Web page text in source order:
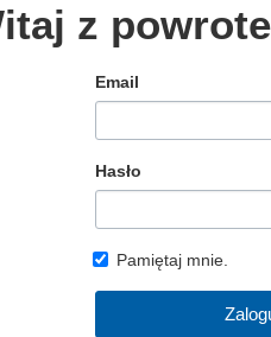
z
Email
Hasło
Pamiętaj mnie.